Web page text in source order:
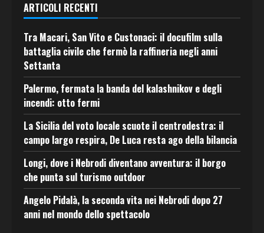
ARTICOLI RECENTI
Tra Macari, San Vito e Custonaci: il docufilm sulla
battaglia civile che fermò la raffineria negli anni
Settanta
Palermo, fermata la banda del kalashnikov e degli
incendi: otto fermi
La Sicilia del voto locale scuote il centrodestra: il
campo largo respira, De Luca resta ago della bilancia
Longi, dove i Nebrodi diventano avventura: il borgo
che punta sul turismo outdoor
Angelo Pidalà, la seconda vita nei Nebrodi dopo 27
anni nel mondo dello spettacolo